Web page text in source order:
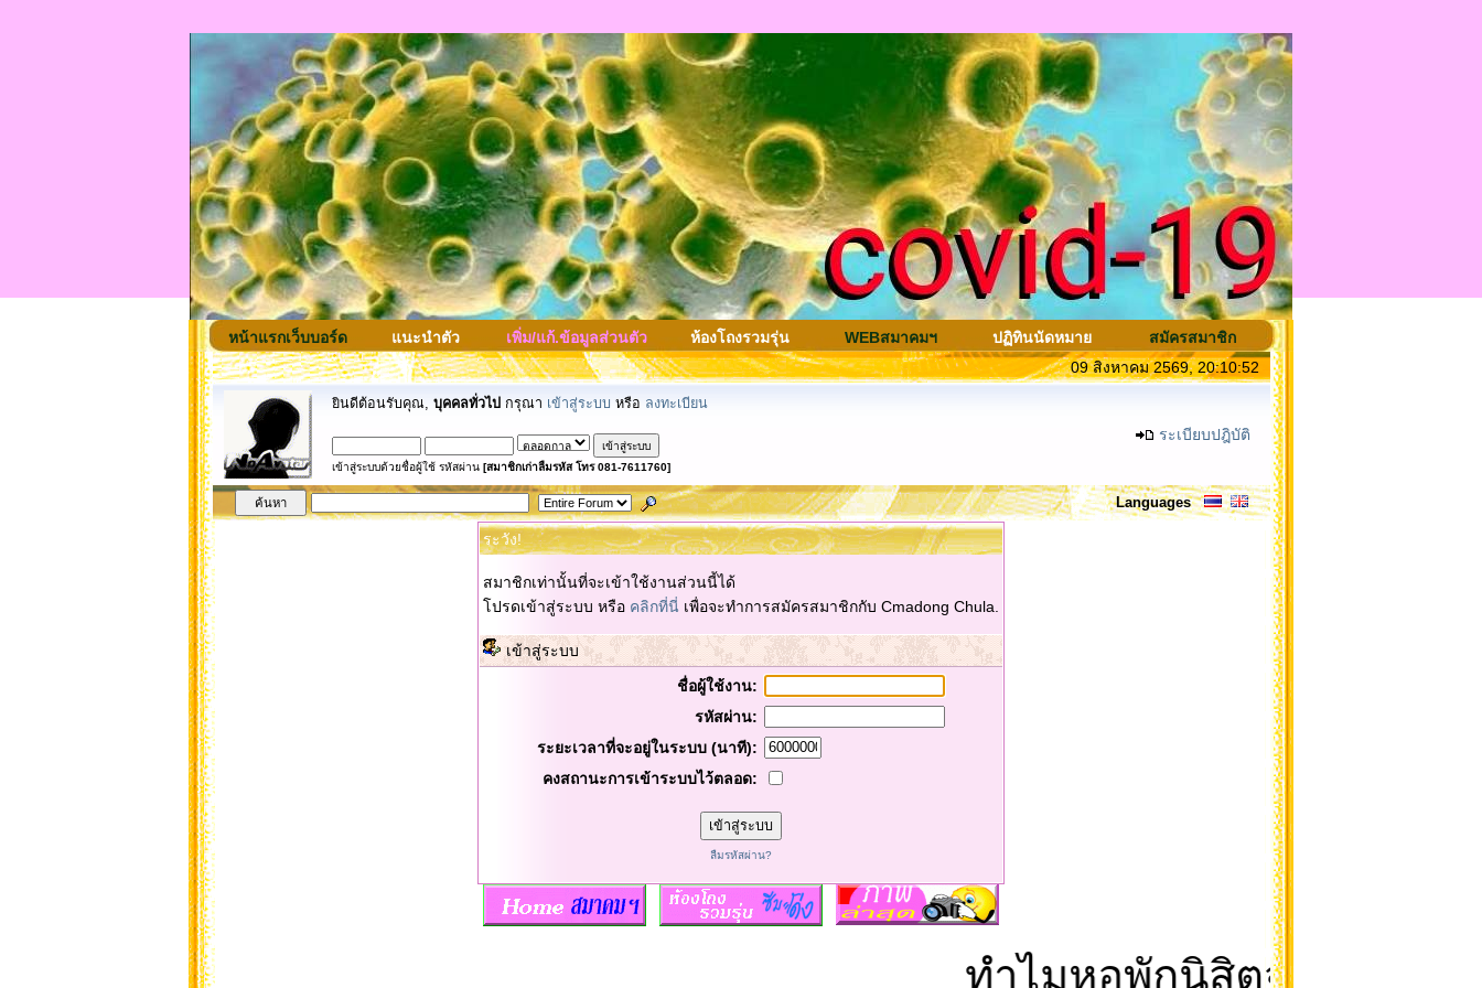
หน้าแรกเว็บบอร์ด แนะนำตัว เพิ่ม/แก้.ข้อมูลส่วนตัว ห้องโถงรวมรุ่น WEBสมาคมฯ ปฏิทินนัดหมาย
สมัครสมาชิก
09 สิงหาคม 2569, 20:10:52
ยินดีต้อนรับคุณ, บุคคลทั่วไป กรุณา เข้าสู่ระบบ หรือ ลงทะเบียน
เข้าสู่ระบบด้วยชื่อผู้ใช้ รหัสผ่าน [สมาชิกเก่าลืมรหัส โทร 081-7611760]
ระเบียบปฎิบัติ
Languages
ระวัง!
สมาชิกเท่านั้นที่จะเข้าใช้งานส่วนนี้ได้
โปรดเข้าสู่ระบบ หรือ คลิกที่นี่ เพื่อจะทำการสมัครสมาชิกกับ Cmadong Chula.
เข้าสู่ระบบ
ชื่อผู้ใช้งาน:
รหัสผ่าน:
ระยะเวลาที่จะอยู่ในระบบ (นาที):
คงสถานะการเข้าระบบไว้ตลอด:
ลืมรหัสผ่าน?
ทำไมหอพักนิสิตจุฬาจึงเป็